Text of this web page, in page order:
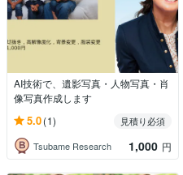
AI技術で、遺影写真・人物写真・肖
像写真作成します
5.0(1)
見積り必須
Tsubame Research
1,000 円